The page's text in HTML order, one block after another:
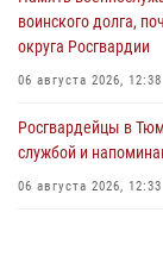
воинского долга,
округа Росгвардии
06 августа 2026, 12:38
Росгвардейцы в
службой и
06 августа 2026, 12:33